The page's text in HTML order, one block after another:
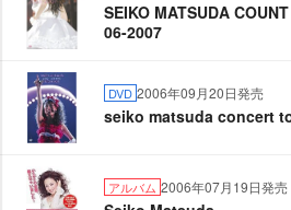
SEIKO MATSUDA
06-2007
DVD 2006年09月20日発売
seiko matsuda concert
アルバム 2006年07月19日発売